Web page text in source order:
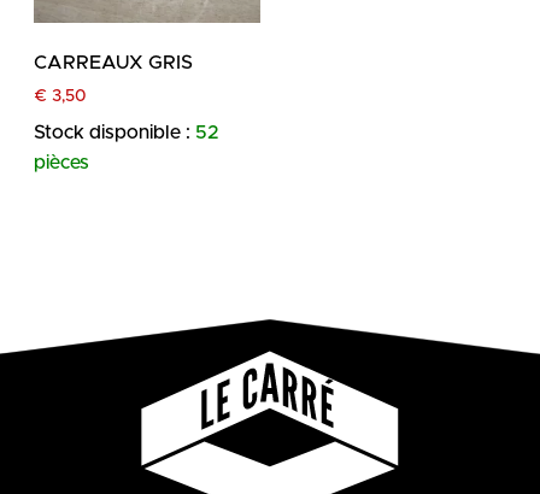
CARREAUX GRIS
€ 3,50
Stock disponible : 52
pièces